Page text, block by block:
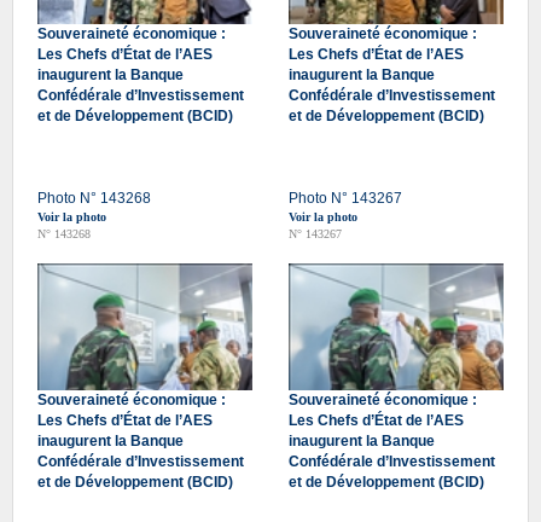
Souveraineté économique :
Les Chefs d’État de l’AES
inaugurent la Banque
Confédérale d’Investissement
et de Développement (BCID)
Photo N° 143268
Voir la photo
N° 143268
Souveraineté économique :
Les Chefs d’État de l’AES
inaugurent la Banque
Confédérale d’Investissement
et de Développement (BCID)
Photo N° 143267
Voir la photo
N° 143267
Souveraineté économique :
Les Chefs d’État de l’AES
inaugurent la Banque
Confédérale d’Investissement
et de Développement (BCID)
Souveraineté économique :
Les Chefs d’État de l’AES
inaugurent la Banque
Confédérale d’Investissement
et de Développement (BCID)